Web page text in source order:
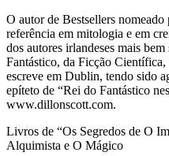
O autor de Bestsellers
referência em mitologia e em
dos autores irlandeses mais
Fantástico, da Ficção
escreve em Dublin, tendo sido
epíteto de “Rei do Fantástico
www.dillonscott.com.
Livros de “Os Segredos de O
Alquimista e O Mágico